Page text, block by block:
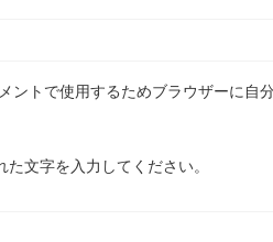
ントで使用するためブラウザーに自
た文字を入力してください。